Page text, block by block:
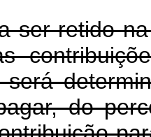
ser retido
será
do